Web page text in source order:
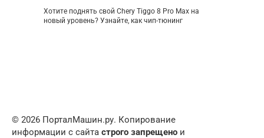
Хотите поднять свой Chery Tiggo 8 Pro Max на
новый уровень? Узнайте, как чип-тюнинг
© 2026 ПорталМашин.ру. Копирование
информации с сайта строго запрещено и